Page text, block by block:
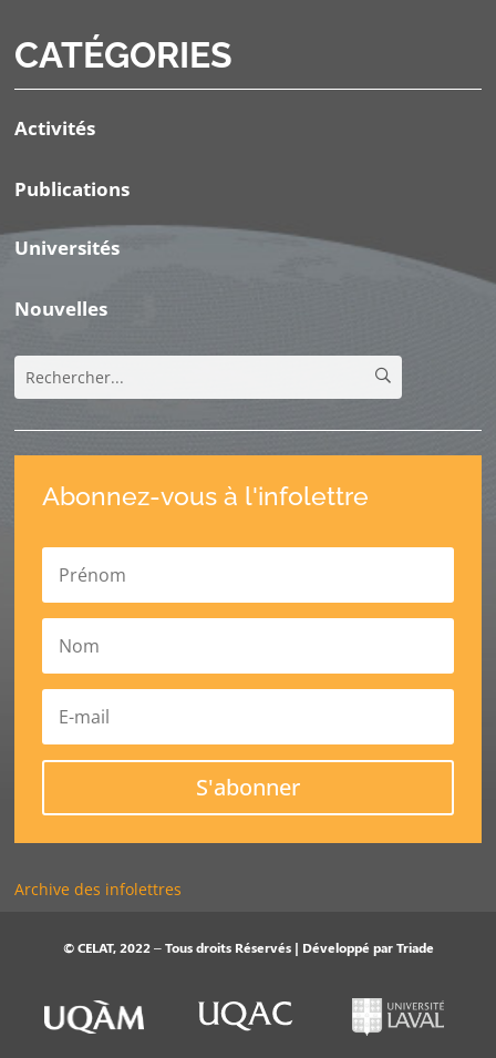
CATÉGORIES
Activités
Publications
Universités
Nouvelles
Abonnez-vous à l'infolettre
S'abonner
Archive des infolettres
© CELAT, 2022 – Tous droits Réservés | Développé parTriade